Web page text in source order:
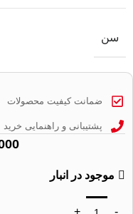
سن
ضمانت کیفیت محصولات
پشتیبانی و راهنمایی خرید
موجود در انبار